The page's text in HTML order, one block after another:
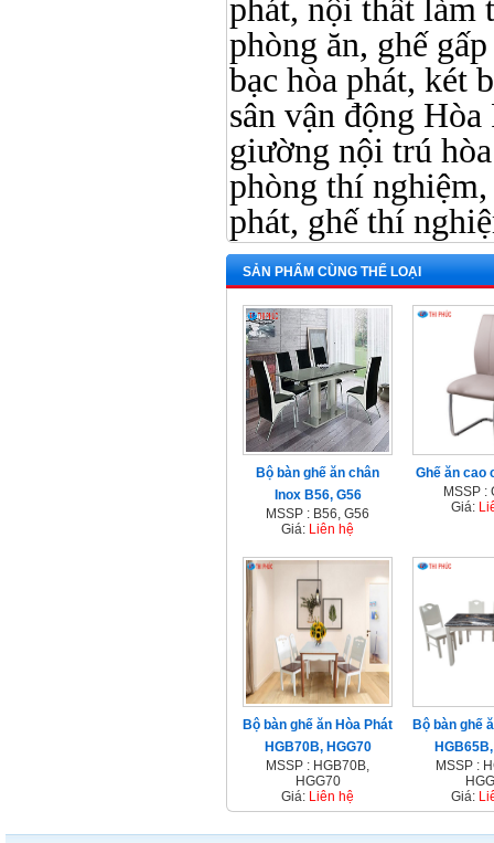
phát, nội thất làm
phòng ăn, ghế
bạc hòa phát, két
sân vận động
giường nội trú
phòng thí
phát, ghế thí
SẢN PHẨM CÙNG THỂ LOẠI
Bộ bàn ghế ăn chân
Inox B56, G56
MSSP : B56, G56
Giá: Liên hệ
Ghế ăn cao
MSSP :
Giá:
Bộ bàn ghế ăn Hòa Phát
HGB70B, HGG70
MSSP : HGB70B,
HGG70
Giá: Liên hệ
Bộ bàn ghế
MSSP :
Giá: